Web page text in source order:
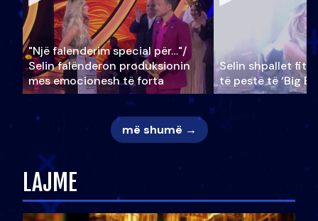
"Një falenderim special për…"/
Selin falënderon produksionin
mes emocionesh të forta
Selin shpallet
të pestë të ‘Big
më shumë →
LAJME